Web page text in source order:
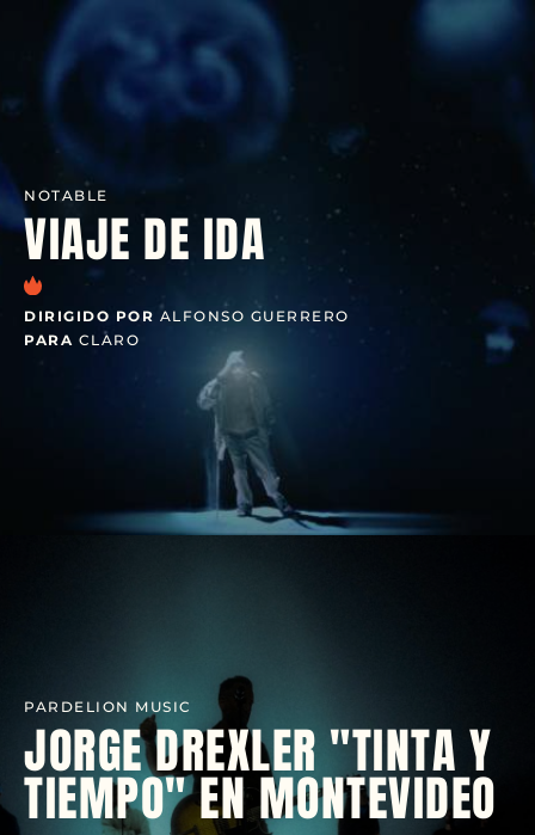
NOTABLE
VIAJE DE IDA
DIRIGIDO POR ALFONSO GUERRERO
PARA CLARO
PARDELION MUSIC
JORGE DREXLER "TINTA Y
TIEMPO" EN MONTEVIDEO